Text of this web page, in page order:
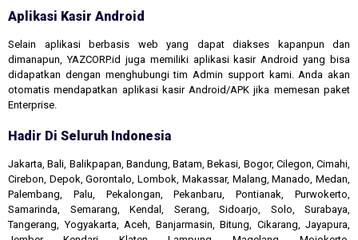
Aplikasi Kasir Android
Selain aplikasi berbasis web yang dapat diakses kapanpun dan
dimanapun, YAZCORP.id juga memiliki aplikasi kasir Android yang bisa
didapatkan dengan menghubungi tim Admin support kami. Anda akan
otomatis mendapatkan aplikasi kasir Android/APK jika memesan paket
Enterprise.
Hadir Di Seluruh Indonesia
Jakarta, Bali, Balikpapan, Bandung, Batam, Bekasi, Bogor, Cilegon, Cimahi,
Cirebon, Depok, Gorontalo, Lombok, Makassar, Malang, Manado, Medan,
Palembang, Palu, Pekalongan, Pekanbaru, Pontianak, Purwokerto,
Samarinda, Semarang, Kendal, Serang, Sidoarjo, Solo, Surabaya,
Tangerang, Yogyakarta, Aceh, Banjarmasin, Bitung, Cikarang, Jayapura,